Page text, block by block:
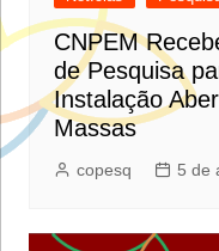
CNPEM
de Pesquisa
Instalação
Massas
copesq 5 de